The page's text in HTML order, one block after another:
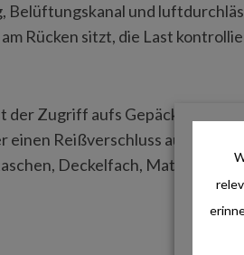
Belüftungskanal und
am Rücken sitzt, die Last
der Zugriff aufs Gepäck: Das
einen Reißverschluss auf der
Deckelfach,